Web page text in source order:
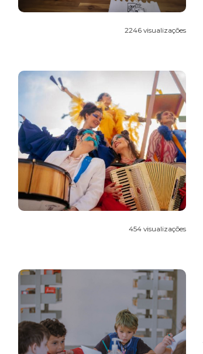
2246 visualizações
454 visualizações